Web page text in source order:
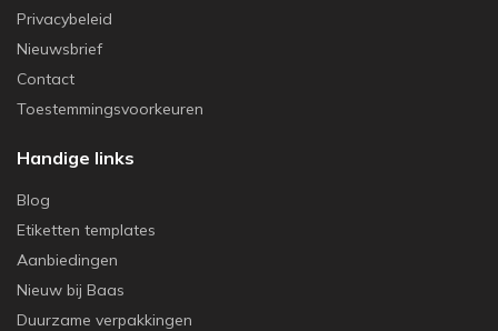
Privacybeleid
Nieuwsbrief
Contact
Toestemmingsvoorkeuren
Handige links
Blog
Etiketten templates
Aanbiedingen
Nieuw bij Baas
Duurzame verpakkingen